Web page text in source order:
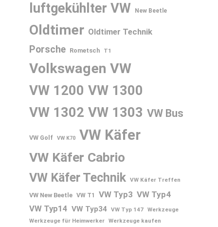
luftgekühlter VW New Beetle
Oldtimer Oldtimer Technik
Porsche Rometsch T1
Volkswagen VW
VW 1200 VW 1300
VW 1302 VW 1303 VW Bus
VW Golf VW K70 VW Käfer
VW Käfer Cabrio
VW Käfer Technik VW Käfer Treffen
VW New Beetle VW T1 VW Typ3 VW Typ4
VW Typ14 VW Typ34 VW Typ 147 Werkzeuge
Werkzeuge für Heimwerker Werkzeuge kaufen